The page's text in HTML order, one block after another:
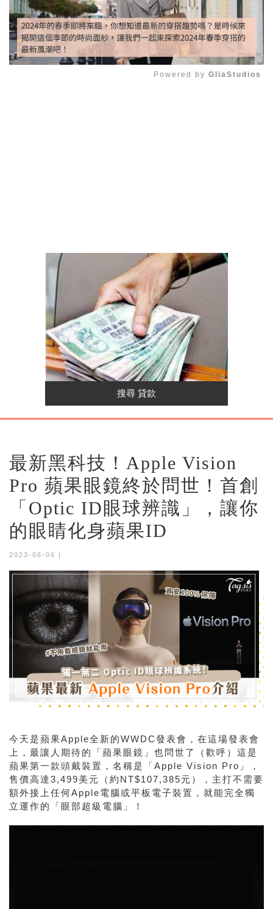
Powered by GliaStudios
最新黑科技！Apple Vision
Pro 蘋果眼鏡終於問世！首創
「Optic ID眼球辨識」，讓你
的眼睛化身蘋果ID
2023-06-06 |
今天是蘋果Apple全新的WWDC發表會，在這場發表會
上，最讓人期待的「蘋果眼鏡」也問世了（歡呼）這是
蘋果第一款頭戴裝置，名稱是「Apple Vision Pro」，
售價高達3,499美元（約NT$107,385元），主打不需要
額外接上任何Apple電腦或平板電子裝置，就能完全獨
立運作的「眼部超級電腦」！